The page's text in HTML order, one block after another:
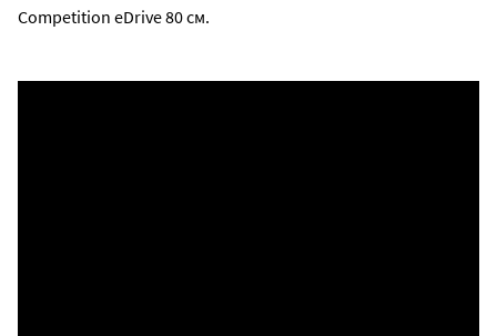
Competition eDrive 80 см.